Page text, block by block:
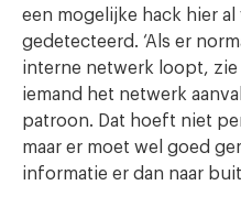
een mogelijke hack hier
gedetecteerd. ‘Als er
interne netwerk loopt, zie
iemand het netwerk
patroon. Dat hoeft niet
maar er moet wel goed
informatie er dan naar